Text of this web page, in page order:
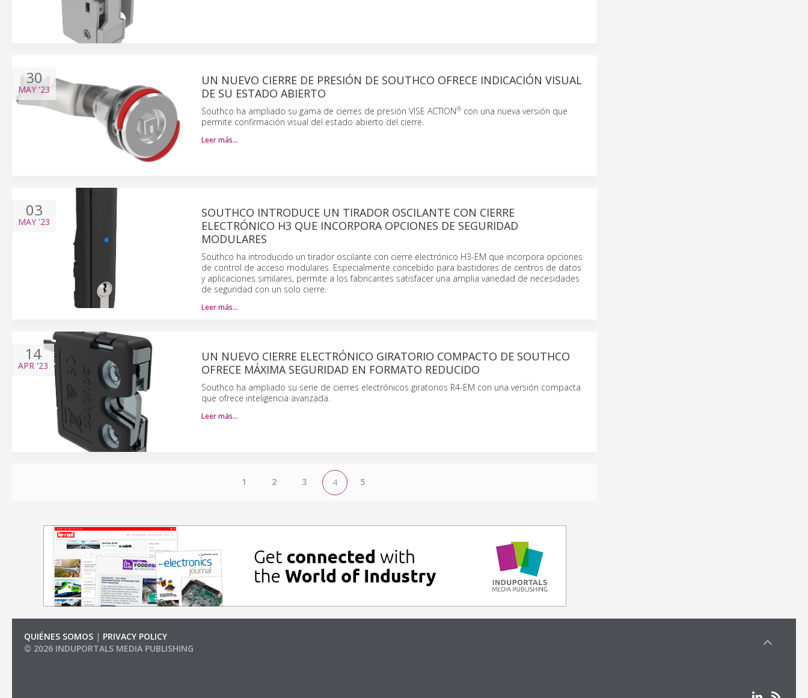
30
MAY '23
UN NUEVO CIERRE DE PRESIÓN DE SOUTHCO OFRECE INDICACIÓN VISUAL
DE SU ESTADO ABIERTO
Southco ha ampliado su gama de cierres de presión VISE ACTION®con una nueva versión que
permite confirmación visual del estado abierto del cierre.
Leer más…
03
MAY '23
SOUTHCO INTRODUCE UN TIRADOR OSCILANTE CON CIERRE
ELECTRÓNICO H3 QUE INCORPORA OPCIONES DE SEGURIDAD
MODULARES
Southco ha introducido un tirador oscilante con cierre electrónico H3-EM que incorpora opciones
de control de acceso modulares. Especialmente concebido para bastidores de centros de datos
y aplicaciones similares, permite a los fabricantes satisfacer una amplia variedad de necesidades
de seguridad con un solo cierre.
Leer más…
14
APR '23
UN NUEVO CIERRE ELECTRÓNICO GIRATORIO COMPACTO DE SOUTHCO
OFRECE MÁXIMA SEGURIDAD EN FORMATO REDUCIDO
Southco ha ampliado su serie de cierres electrónicos giratorios R4-EM con una versión compacta
que ofrece inteligencia avanzada.
Leer más…
1 2 3 4 5
QUIÉNES SOMOS | PRIVACY POLICY
© 2026 INDUPORTALS MEDIA PUBLISHING